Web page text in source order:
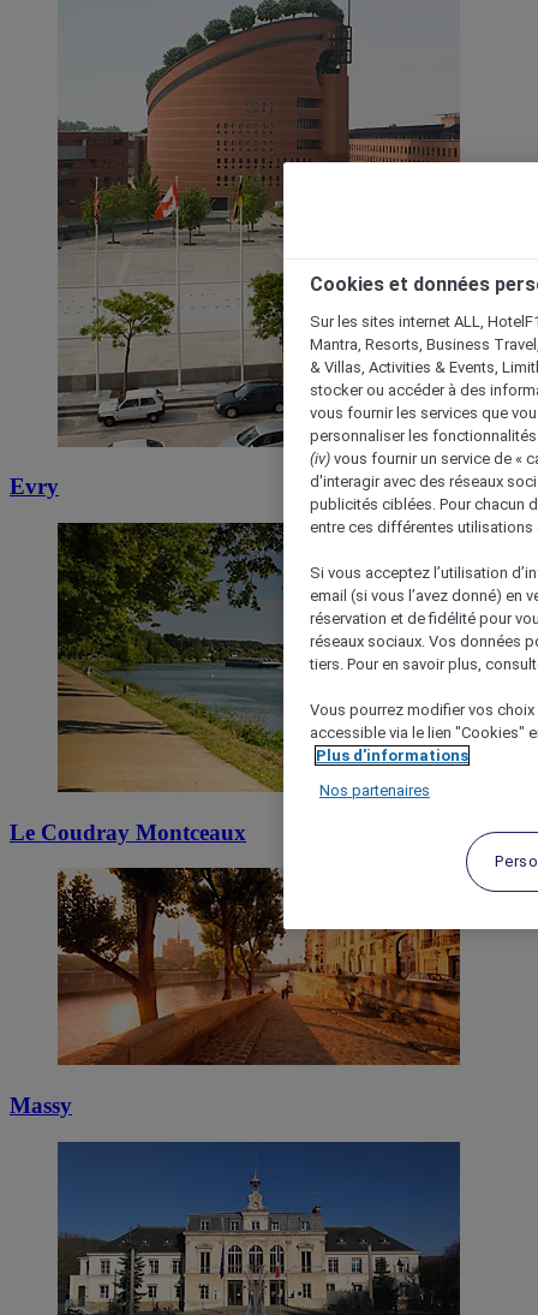
Evry
Le Coudray Montceaux
Massy
Cookies et données
Sur les sites internet ALL,
Mantra, Resorts, Business
& Villas, Activities & Events,
stocker ou accéder à des
vous fournir les services que
personnaliser les
(iv) vous fournir un service de «
d'interagir avec des réseaux
publicités ciblées. Pour chacun
entre ces différentes utilisations
Si vous acceptez l’utilisation
email (si vous l’avez donné) en
réservation et de fidélité pour
réseaux sociaux. Vos données
tiers. Pour en savoir plus,
Vous pourrez modifier vos
accessible via le lien "Cookies"
Plus d'informations
Nos partenaires